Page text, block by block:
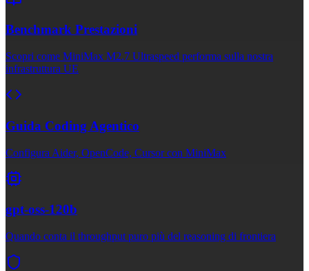
Benchmark Prestazioni
Scopri come MiniMax M2.7 Ultraspeed performa sulla nostra
infrastruttura UE
Guida Coding Agentico
Configura Aider, OpenCode, Cursor con MiniMax
gpt-oss-120b
Quando conta il throughput puro più del reasoning di frontiera